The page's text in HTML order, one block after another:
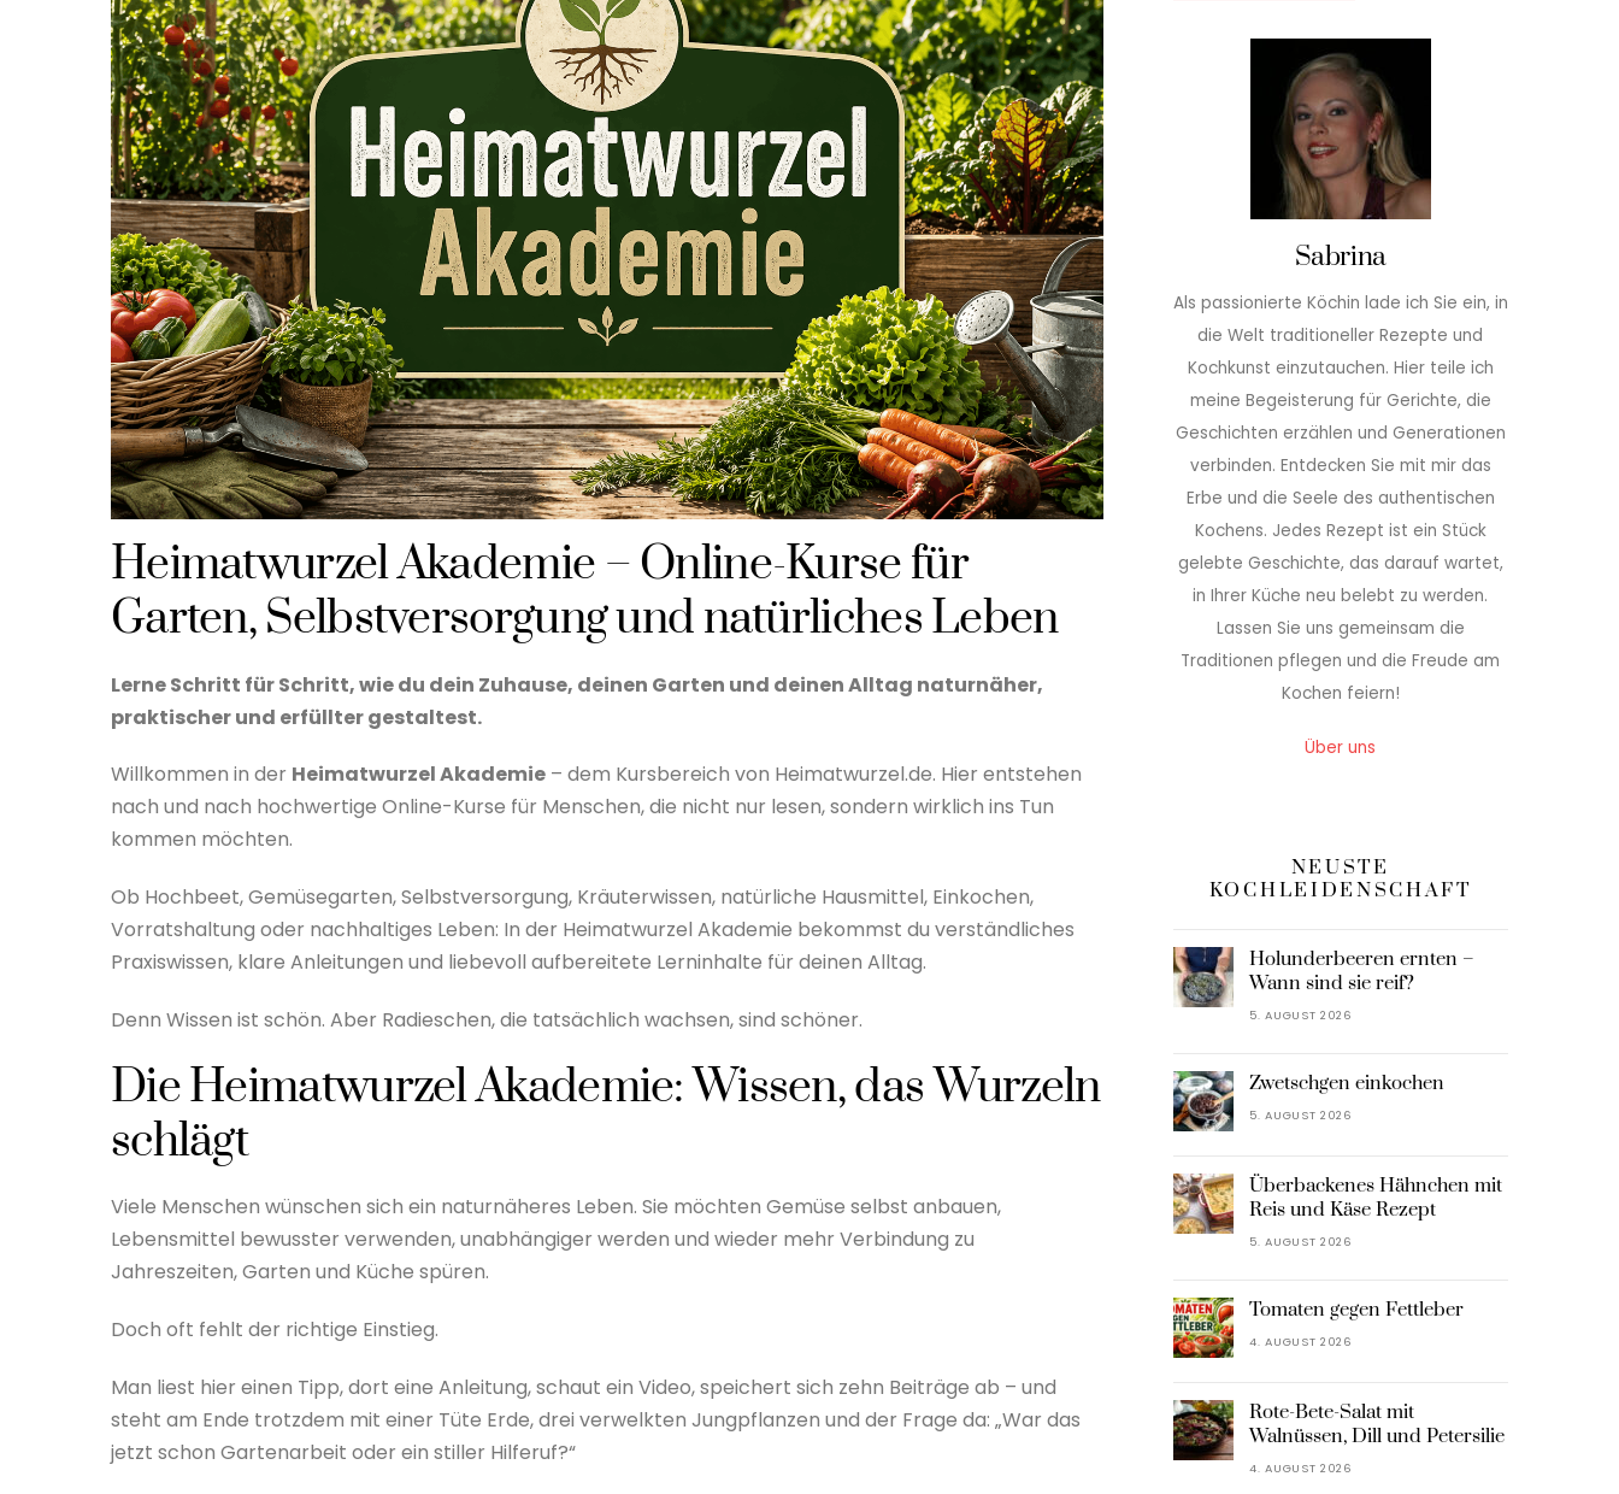
Heimatwurzel Akademie – Online-Kurse für
Garten, Selbstversorgung und natürliches Leben
Lerne Schritt für Schritt, wie du dein Zuhause, deinen Garten und deinen Alltag naturnäher,
praktischer und erfüllter gestaltest.
Willkommen in der Heimatwurzel Akademie – dem Kursbereich von Heimatwurzel.de. Hier entstehen
nach und nach hochwertige Online-Kurse für Menschen, die nicht nur lesen, sondern wirklich ins Tun
kommen möchten.
Ob Hochbeet, Gemüsegarten, Selbstversorgung, Kräuterwissen, natürliche Hausmittel, Einkochen,
Vorratshaltung oder nachhaltiges Leben: In der Heimatwurzel Akademie bekommst du verständliches
Praxiswissen, klare Anleitungen und liebevoll aufbereitete Lerninhalte für deinen Alltag.
Denn Wissen ist schön. Aber Radieschen, die tatsächlich wachsen, sind schöner.
Die Heimatwurzel Akademie: Wissen, das Wurzeln
schlägt
Viele Menschen wünschen sich ein naturnäheres Leben. Sie möchten Gemüse selbst anbauen,
Lebensmittel bewusster verwenden, unabhängiger werden und wieder mehr Verbindung zu
Jahreszeiten, Garten und Küche spüren.
Doch oft fehlt der richtige Einstieg.
Man liest hier einen Tipp, dort eine Anleitung, schaut ein Video, speichert sich zehn Beiträge ab – und
steht am Ende trotzdem mit einer Tüte Erde, drei verwelkten Jungpflanzen und der Frage da: „War das
jetzt schon Gartenarbeit oder ein stiller Hilferuf?“
Sabrina
Als passionierte Köchin lade ich Sie ein, in
die Welt traditioneller Rezepte und
Kochkunst einzutauchen. Hier teile ich
meine Begeisterung für Gerichte, die
Geschichten erzählen und Generationen
verbinden. Entdecken Sie mit mir das
Erbe und die Seele des authentischen
Kochens. Jedes Rezept ist ein Stück
gelebte Geschichte, das darauf wartet,
in Ihrer Küche neu belebt zu werden.
Lassen Sie uns gemeinsam die
Traditionen pflegen und die Freude am
Kochen feiern!
Über uns
NEUSTE
KOCHLEIDENSCHAFT
Holunderbeeren ernten –
Wann sind sie reif?
5. AUGUST 2026
Zwetschgen einkochen
5. AUGUST 2026
Überbackenes Hähnchen mit
Reis und Käse Rezept
5. AUGUST 2026
Tomaten gegen Fettleber
4. AUGUST 2026
Rote-Bete-Salat mit
Walnüssen, Dill und Petersilie
4. AUGUST 2026